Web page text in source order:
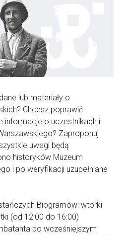
lub materiały o
Chcesz poprawić
informacje o uczestnikach i
Zaproponuj
uwagi będą
historyków Muzeum
i po weryfikacji uzupełniane
Biogramów: wtorki
(od 12:00 do 16:00)
po wcześniejszym